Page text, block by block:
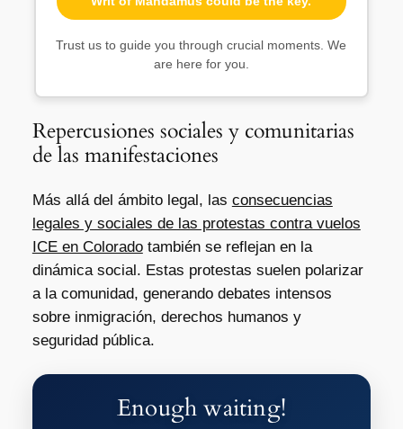
Trust us to guide you through crucial moments. We
are here for you.
Repercusiones sociales y comunitarias
de las manifestaciones
Más allá del ámbito legal, las consecuencias
legales y sociales de las protestas contra vuelos
ICE en Coloradotambién se reflejan en la
dinámica social. Estas protestas suelen polarizar
a la comunidad, generando debates intensos
sobre inmigración, derechos humanos y
seguridad pública.
Enough waiting!